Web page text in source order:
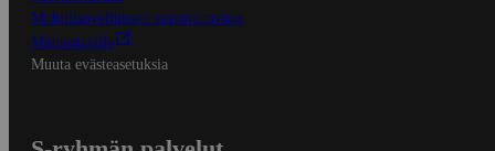
Mobiilisovelluksen saavutettavuus
Mainostajalle
Muuta evästeasetuksia